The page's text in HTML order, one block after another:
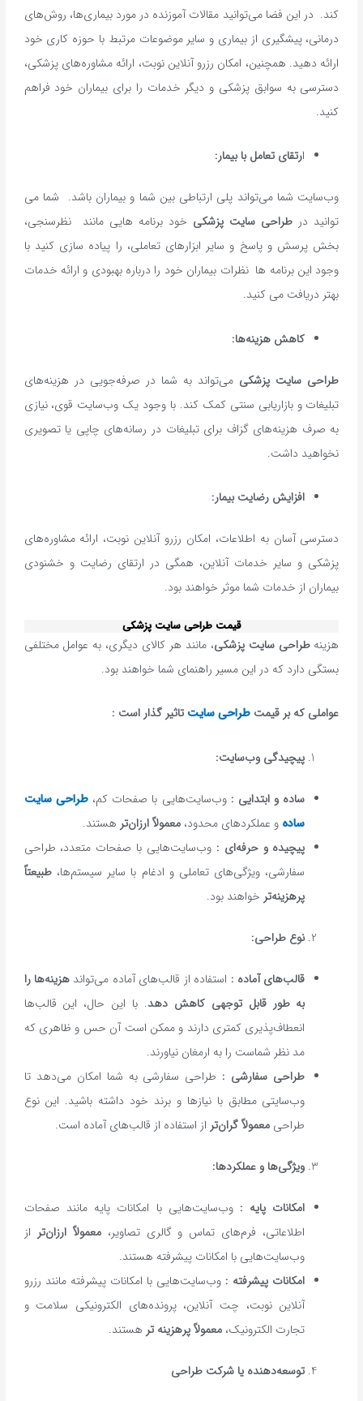
کند. در این فضا می‌توانید مقالات آموزنده در مورد بیماری‌ها، روش‌های
درمانی، پیشگیری از بیماری و سایر موضوعات مرتبط با حوزه کاری خود
ارائه دهید. همچنین، امکان رزرو آنلاین نوبت، ارائه مشاوره‌های پزشکی،
دسترسی به سوابق پزشکی و دیگر خدمات را برای بیماران خود فراهم
کنید.
ارتقای تعامل با بیمار:
وب‌سایت شما می‌تواند پلی ارتباطی بین شما و بیماران باشد. شما می
توانید در طراحی سایت پزشکی خود برنامه هایی مانند نظرسنجی،
بخش پرسش و پاسخ و سایر ابزارهای تعاملی، را پیاده سازی کنید با
وجود این برنامه ها نظرات بیماران خود را درباره بهبودی و ارائه خدمات
بهتر دریافت می کنید.
کاهش هزینه‌ها:
طراحی سایت پزشکی می‌تواند به شما در صرفه‌جویی در هزینه‌های
تبلیغات و بازاریابی سنتی کمک کند. با وجود یک وب‌سایت قوی، نیازی
به صرف هزینه‌های گزاف برای تبلیغات در رسانه‌های چاپی یا تصویری
نخواهید داشت.
افزایش رضایت بیمار:
دسترسی آسان به اطلاعات، امکان رزرو آنلاین نوبت، ارائه مشاوره‌های
پزشکی و سایر خدمات آنلاین، همگی در ارتقای رضایت و خشنودی
بیماران از خدمات شما موثر خواهند بود.
قیمت طراحی سایت پزشکی
هزینهطراحی سایت پزشکی، مانند هر کالای دیگری، به عوامل مختلفی
بستگی دارد که در این مسیر راهنمای شما خواهند بود.
عواملی که بر قیمت طراحی سایت تاثیر گذار است :
پیچیدگی وب‌سایت:
ساده و ابتدایی : وب‌سایت‌هایی با صفحات کم،طراحی سایت
ساده و عملکردهای محدود، معمولاً ارزان‌تر هستند.
پیچیده و حرفه‌ای : وب‌سایت‌هایی با صفحات متعدد، طراحی
سفارشی، ویژگی‌های تعاملی و ادغام با سایر سیستم‌ها،طبیعتاً
پرهزینه‌تر خواهند بود.
نوع طراحی:
قالب‌های آماده : استفاده از قالب‌های آماده می‌تواند هزینه‌ها را
به طور قابل توجهی کاهش دهد. با این حال، این قالب‌ها
انعطاف‌پذیری کمتری دارند و ممکن است آن حس و ظاهری که
مد نظر شماست را به ارمغان نیاورند.
طراحی سفارشی : طراحی سفارشی به شما امکان می‌دهد تا
وب‌سایتی مطابق با نیازها و برند خود داشته باشید. این نوع
طراحی معمولاً گران‌تر از استفاده از قالب‌های آماده است.
ویژگی‌ها و عملکردها:
امکانات پایه : وب‌سایت‌هایی با امکانات پایه مانند صفحات
اطلاعاتی، فرم‌های تماس و گالری تصاویر،معمولاً ارزان‌تر از
وب‌سایت‌هایی با امکانات پیشرفته هستند.
امکانات پیشرفته : وب‌سایت‌هایی با امکانات پیشرفته مانند رزرو
آنلاین نوبت، چت آنلاین، پرونده‌های الکترونیکی سلامت و
تجارت الکترونیک، معمولاً پرهزینه ‌تر هستند.
توسعه‌دهنده یا شرکت طراحی